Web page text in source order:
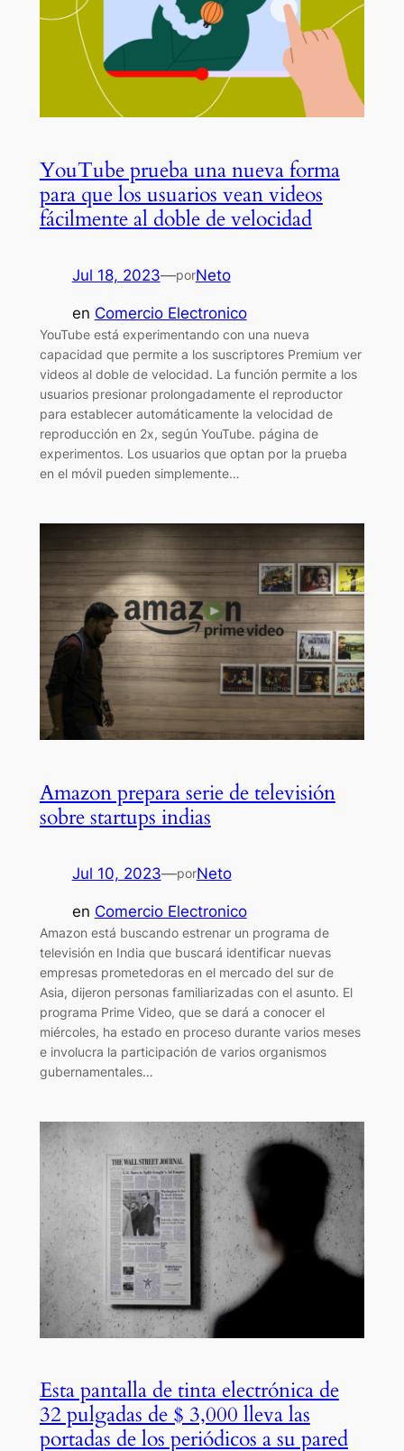
YouTube prueba una nueva forma
para que los usuarios vean videos
fácilmente al doble de velocidad
Jul 18, 2023—porNeto
en Comercio Electronico
YouTube está experimentando con una nueva
capacidad que permite a los suscriptores Premium ver
videos al doble de velocidad. La función permite a los
usuarios presionar prolongadamente el reproductor
para establecer automáticamente la velocidad de
reproducción en 2x, según YouTube. página de
experimentos. Los usuarios que optan por la prueba
en el móvil pueden simplemente…
Amazon prepara serie de televisión
sobre startups indias
Jul 10, 2023—porNeto
en Comercio Electronico
Amazon está buscando estrenar un programa de
televisión en India que buscará identificar nuevas
empresas prometedoras en el mercado del sur de
Asia, dijeron personas familiarizadas con el asunto. El
programa Prime Video, que se dará a conocer el
miércoles, ha estado en proceso durante varios meses
e involucra la participación de varios organismos
gubernamentales…
Esta pantalla de tinta electrónica de
32 pulgadas de $ 3,000 lleva las
portadas de los periódicos a su pared